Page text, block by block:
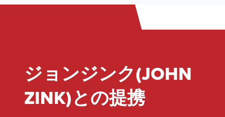
率、安全性、および環境
コンプライアンスを強化
するように設計された高
ジョンジンク(JOHN
ZINK)との提携